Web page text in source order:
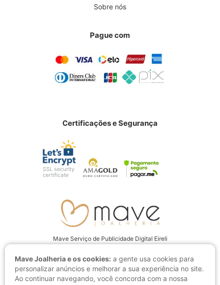
Mave Joalheria e os cookies: a gente usa cookies para
personalizar anúncios e melhorar a sua experiência no site.
Ao continuar navegando, você concorda com a nossa
Sobre nós
Pague com
Certificações e Segurança
Mave Serviço de Publicidade Digital Eireli
Av. Juscelino Kubitschek, 4001 CEP: 15093-280, São José do Rio Preto
- SP